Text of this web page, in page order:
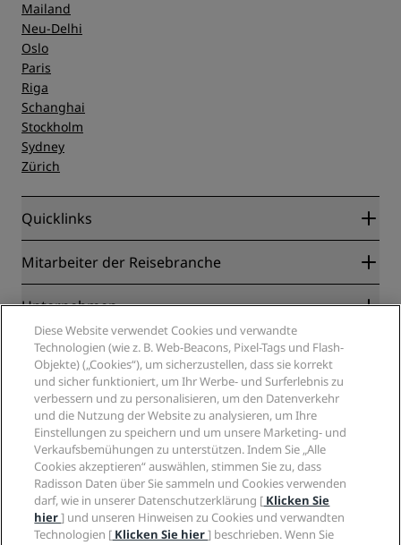
Mailand
Neu-Delhi
Oslo
Paris
Riga
Schanghai
Stockholm
Sydney
Zürich
Quicklinks
Radisson Rewards
Blog
Neue und aufstrebende Hotels
Radisson Hotels APP
„Sports Approved“-Hotels
Familienfreundliche Hotels
Gesundheit & Sicherheit
Mitarbeiter der Reisebranche
Partner
Reisebüros
Unternehmen
Radisson Hotel Group
Medien
Karriere RHG
Karriere PPHE
Karrieren EHL
The Club by RHG
Entwicklungsmöglichkeiten
Responsible Business – Unser Engagement
Einkauf
Rechtliches
Privacy Centre
Rechtliche Hinweise
Radisson Rewards Geschäftsbedingungen
Website-Nutzungsvereinbarung
Digitale Barrierefreiheit
Moderne Sklaverei – Erklärung
Hilfe
Verbrauchermeldungen
Kontakt
FAQ
Inhaltsübersicht
Soziale Medien
Marken von Radisson Hotels
Diese Website verwendet Cookies und verwandte
Technologien (wie z. B. Web-Beacons, Pixel-Tags und Flash-
Objekte) („Cookies“), um sicherzustellen, dass sie korrekt
und sicher funktioniert, um Ihr Werbe- und Surferlebnis zu
verbessern und zu personalisieren, um den Datenverkehr
und die Nutzung der Website zu analysieren, um Ihre
Einstellungen zu speichern und um unsere Marketing- und
Verkaufsbemühungen zu unterstützen. Indem Sie „Alle
Cookies akzeptieren“ auswählen, stimmen Sie zu, dass
Radisson Daten über Sie sammeln und Cookies verwenden
darf, wie in unserer Datenschutzerklärung [ Klicken Sie
hier] und unseren Hinweisen zu Cookies und verwandten
Technologien [ Klicken Sie hier] beschrieben. Wenn Sie